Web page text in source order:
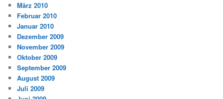
März 2010
Februar 2010
Januar 2010
Dezember 2009
November 2009
Oktober 2009
September 2009
August 2009
Juli 2009